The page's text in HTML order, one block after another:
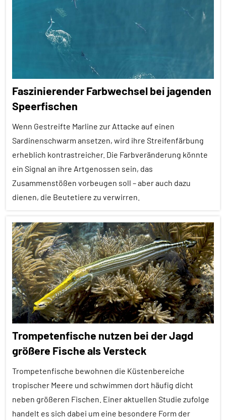
Forschung
aktuell
Fressfeinde
In
aller
Kürze
Spezies
Wirbeltiere
Faszinierender Farbwechsel bei jagenden
Speerfischen
Wenn Gestreifte Marline zur Attacke auf einen
Sardinenschwarm ansetzen, wird ihre Streifenfärbung
erheblich kontrastreicher. Die Farbveränderung könnte
ein Signal an ihre Artgenossen sein, das
Zusammenstößen vorbeugen soll – aber auch dazu
dienen, die Beutetiere zu verwirren.
Alle
Artikel
Alle
Themen
Alle
Tiergruppen
Ernährung
Fische
aktuell
In
aller
Kürze
Trompetenfische nutzen bei der Jagd
größere Fische als Versteck
Trompetenfische bewohnen die Küstenbereiche
tropischer Meere und schwimmen dort häufig dicht
neben größeren Fischen. Einer aktuellen Studie zufolge
handelt es sich dabei um eine besondere Form der